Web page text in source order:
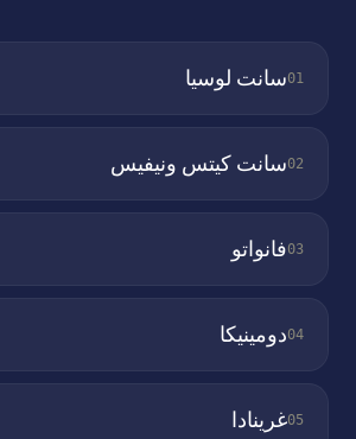
01سانت لوسيا
02سانت كيتس ونيفيس
03فانواتو
04دومينيكا
05غرينادا